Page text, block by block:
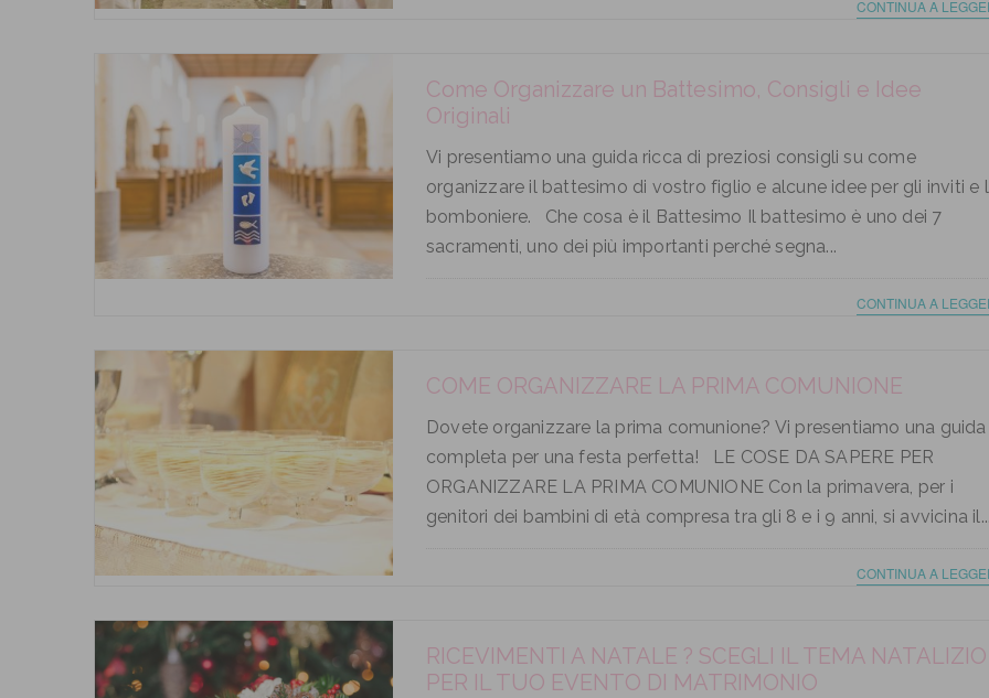
CONTINUA A
Come Organizzare un Battesimo, Consigli e Idee
Originali
Vi presentiamo una guida ricca di preziosi consigli su come
organizzare il battesimo di vostro figlio e alcune idee per gli inviti e
bomboniere. Che cosa è il Battesimo Il battesimo è uno dei 7
sacramenti, uno dei più importanti perché segna...
CONTINUA A
COME ORGANIZZARE LA PRIMA COMUNIONE
Dovete organizzare la prima comunione? Vi presentiamo una guida
completa per una festa perfetta! LE COSE DA SAPERE PER
ORGANIZZARE LA PRIMA COMUNIONE Con la primavera, per i
genitori dei bambini di età compresa tra gli 8 e i 9 anni, si avvicina
CONTINUA A
RICEVIMENTI A NATALE ? SCEGLI IL TEMA NATALIZIO
PER IL TUO EVENTO DI MATRIMONIO